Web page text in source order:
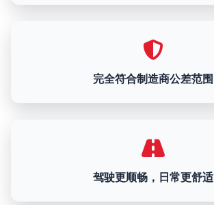
完全符合制造商公差范围
驾驶更顺畅，日常更舒适